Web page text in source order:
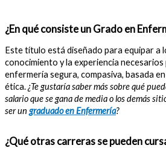
¿En qué consiste un Grado en
Este título está diseñado para equipar a
conocimiento y la experiencia
enfermería segura, compasiva, basada
ética.¿Te gustaría saber más sobre qué
salario que se gana de media o los demás
ser un graduado en Enfermería?
¿Qué otras carreras se pueden